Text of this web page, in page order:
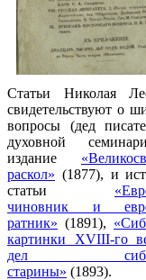
Статьи Николая
свидетельствуют о
вопросы (дед
духовной
издание
раскол» (1877), и
статьи
чиновник и
ратник» (1891),
картинки XVIII-го
дел
старины» (1893).